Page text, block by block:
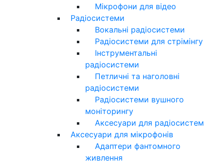
Мікрофони для відео
Радіосистеми
Вокальні радіосистеми
Радіосистеми для стрімінгу
Інструментальні
радіосистеми
Петличні та наголовні
радіосистеми
Радіосистеми вушного
моніторингу
Аксесуари для радіосистем
Аксесуари для мікрофонів
Адаптери фантомного
живлення